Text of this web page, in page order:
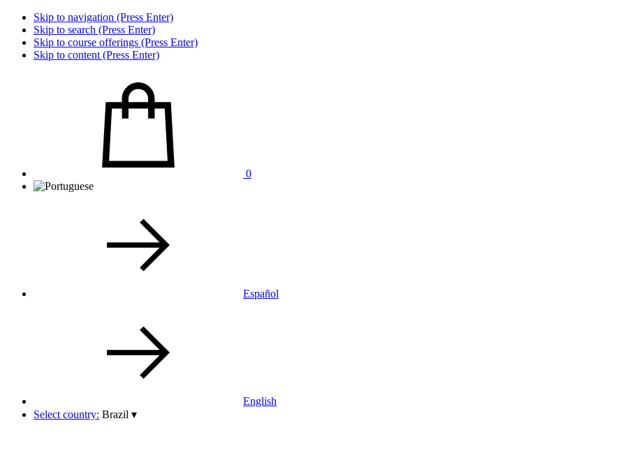
Skip to navigation (Press Enter)
Skip to search (Press Enter)
Skip to course offerings (Press Enter)
Skip to content (Press Enter)
0
Español
English
Select country: Brazil ▾